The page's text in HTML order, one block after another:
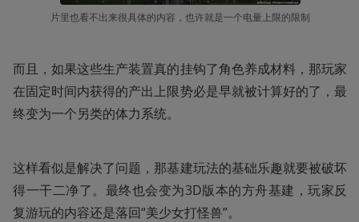
片里也看不出来很具体的内容，也许就是一个电量上限的限制
而且，如果这些生产装置真的挂钩了角色养成材料，那玩家
在固定时间内获得的产出上限势必是早就被计算好的了，最
终变为一个另类的体力系统。
这样看似是解决了问题，那基建玩法的基础乐趣就要被破坏
得一干二净了。最终也会变为3D版本的方舟基建，玩家反
复游玩的内容还是落回“美少女打怪兽”。